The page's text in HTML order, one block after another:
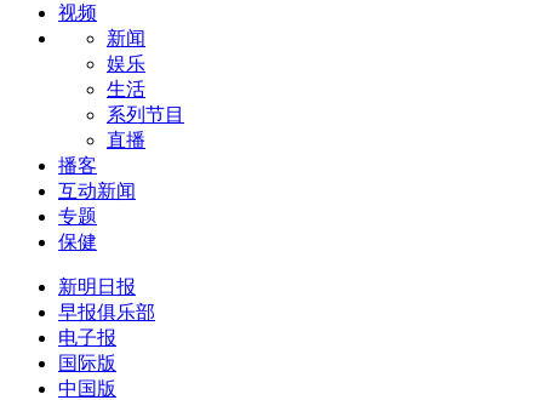
视频
新闻
娱乐
生活
系列节目
直播
播客
互动新闻
专题
保健
新明日报
早报俱乐部
电子报
国际版
中国版